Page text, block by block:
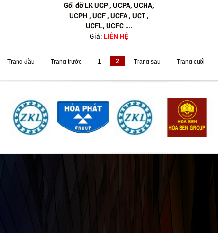
Gối đỡ LK UCP , UCPA, UCHA,
UCPH , UCF , UCFA , UCT ,
UCFL, UCFC ....
Giá: LIÊN HỆ
Trang đầu Trang trước 1 2 Trang sau Trang cuối